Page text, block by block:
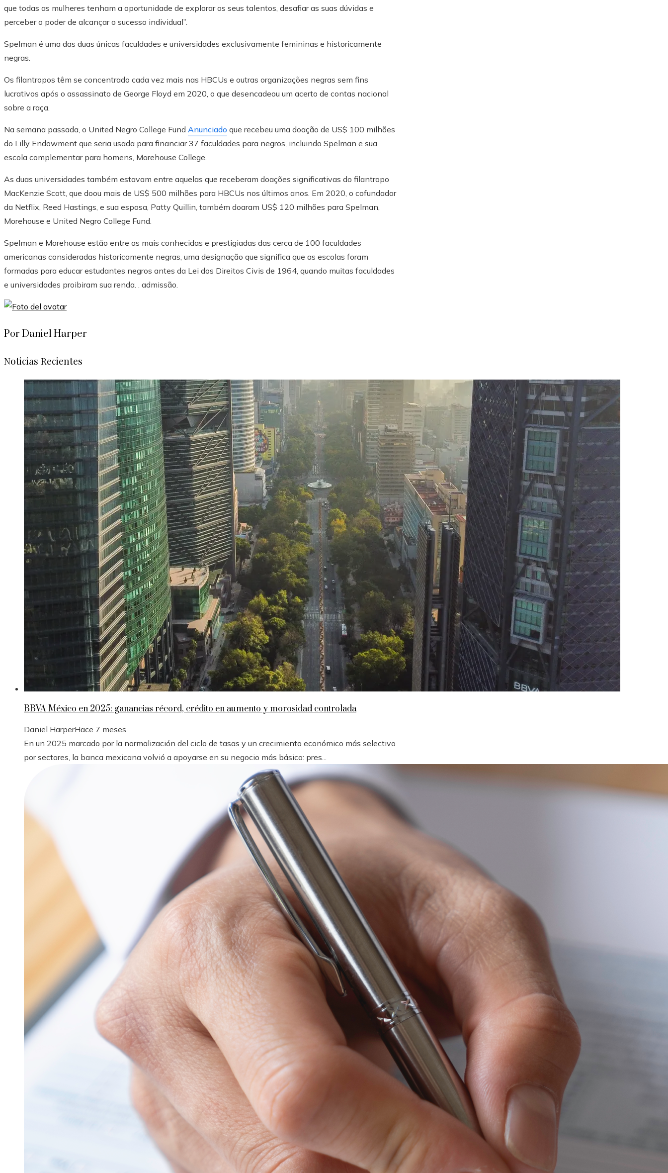
que todas as mulheres tenham a oportunidade de explorar os seus talentos, desafiar as suas dúvidas e
perceber o poder de alcançar o sucesso individual”.
Spelman é uma das duas únicas faculdades e universidades exclusivamente femininas e historicamente
negras.
Os filantropos têm se concentrado cada vez mais nas HBCUs e outras organizações negras sem fins
lucrativos após o assassinato de George Floyd em 2020, o que desencadeou um acerto de contas nacional
sobre a raça.
Na semana passada, o United Negro College Fund Anunciado que recebeu uma doação de US$ 100 milhões
do Lilly Endowment que seria usada para financiar 37 faculdades para negros, incluindo Spelman e sua
escola complementar para homens, Morehouse College.
As duas universidades também estavam entre aquelas que receberam doações significativas do filantropo
MacKenzie Scott, que doou mais de US$ 500 milhões para HBCUs nos últimos anos. Em 2020, o cofundador
da Netflix, Reed Hastings, e sua esposa, Patty Quillin, também doaram US$ 120 milhões para Spelman,
Morehouse e United Negro College Fund.
Spelman e Morehouse estão entre as mais conhecidas e prestigiadas das cerca de 100 faculdades
americanas consideradas historicamente negras, uma designação que significa que as escolas foram
formadas para educar estudantes negros antes da Lei dos Direitos Civis de 1964, quando muitas faculdades
e universidades proibiram sua renda. . admissão.
Por Daniel Harper
Noticias Recientes
BBVA México en 2025: ganancias récord, crédito en aumento y morosidad controlada
Daniel HarperHace 7 meses
En un 2025 marcado por la normalización del ciclo de tasas y un crecimiento económico más selectivo
por sectores, la banca mexicana volvió a apoyarse en su negocio más básico: pres...